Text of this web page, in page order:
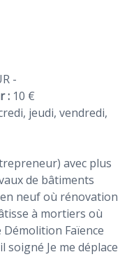
-
: 10 €
jeudi, vendredi,
avec plus
de bâtiments
neuf où rénovation
à mortiers où
Faïence
soigné Je me déplace